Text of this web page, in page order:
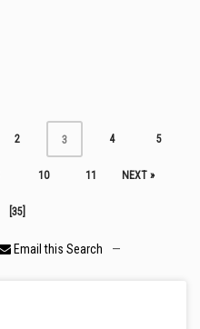
2 3 4 5
10 11 NEXT »
[35]
Email this Search
—